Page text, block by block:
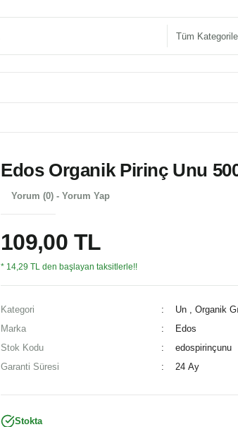
Edos Organik Pirinç Unu
Yorum (0) - Yorum Yap
109,00 TL
* 14,29 TL den başlayan taksitlerle!!
Kategori Un , Organik
Marka
Edos
Stok Kodu
edospirinçunu
Garanti Süresi
24 Ay
Stokta